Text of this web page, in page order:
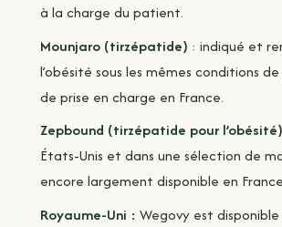
à la charge du patient.
Mounjaro (tirzépatide) : indiqué et
l’obésité sous les mêmes conditions
de prise en charge en France.
Zepbound (tirzépatide pour l’obésité)
États-Unis et dans une sélection de
encore largement disponible en
Royaume-Uni : Wegovy est disponible